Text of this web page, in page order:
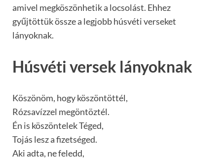
amivel megköszönhetik a locsolást. Ehhez
gyűjtöttük össze a legjobb húsvéti verseket
lányoknak.
Húsvéti versek lányoknak
Köszönöm, hogy köszöntöttél,
Rózsavízzel megöntöztél.
Én is köszöntelek Téged,
Tojás lesz a fizetséged.
Aki adta, ne feledd,